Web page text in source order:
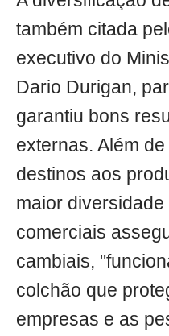
também citada
executivo do
Dario Durigan,
garantiu bons
externas. Além
destinos aos
maior
comerciais
cambiais,
colchão que
empresas e as